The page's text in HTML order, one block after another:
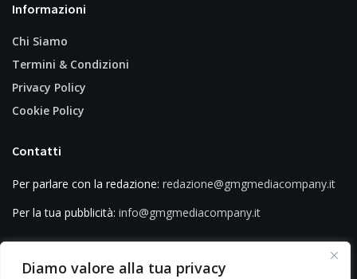
Diamo valore alla tua privacy
Informazioni
Chi Siamo
Termini & Condizioni
Privacy Policy
Cookie Policy
Contatti
Per parlare con la redazione: redazione@gmgmediacompany.it
Per la tua pubblicità: info@gmgmediacompany.it